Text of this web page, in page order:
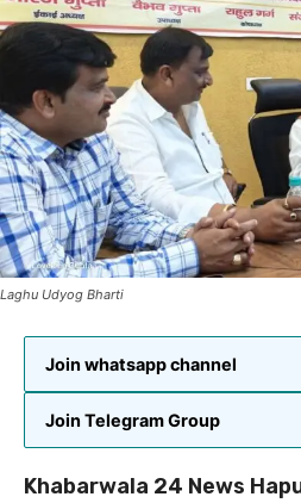
Laghu Udyog Bharti
Join whatsapp channel
Join Telegram Group
Khabarwala 24 News